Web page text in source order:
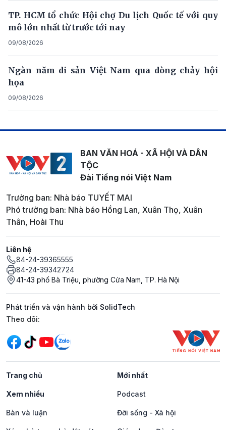
TP. HCM tổ chức Hội chợ Du lịch Quốc tế với quy
mô lớn nhất từ trước tới nay
09/08/2026
Ngàn năm di sản Việt Nam qua dòng chảy hội
họa
09/08/2026
BAN VĂN HOÁ - XÃ HỘI VÀ DÂN
TỘC
Đài Tiếng nói Việt Nam
Trưởng ban: Nhà báo TUYẾT MAI
Phó trưởng ban: Nhà báo Hồng Lan, Xuân Thọ, Xuân
Thân, Hoài Thu
Liên hệ
84-24-39365555
84-24-39342724
41-43 phố Bà Triệu, phường Cửa Nam, TP. Hà Nội
Phát triển và vận hành bởi SolidTech
Mạng xã hội
Theo dõi:
Trang chủ Mới nhất
Xem nhiều Podcast
Bàn và luận Đời sống - Xã hội